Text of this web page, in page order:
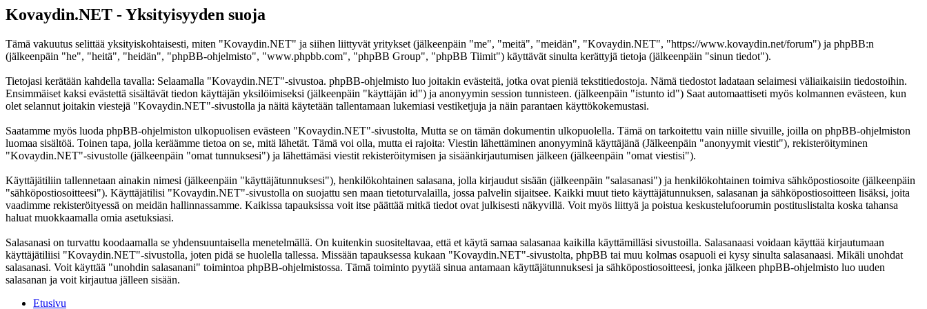
Kovaydin.NET - Yksityisyyden suoja
Tämä vakuutus selittää yksityiskohtaisesti, miten "Kovaydin.NET" ja siihen liittyvät yritykset (jälkeenpäin "me", "meitä", "meidän", "Kovaydin.NET", "https://www.kovaydin.net/forum") ja phpBB:n
(jälkeenpäin "he", "heitä", "heidän", "phpBB-ohjelmisto", "www.phpbb.com", "phpBB Group", "phpBB Tiimit") käyttävät sinulta kerättyjä tietoja (jälkeenpäin "sinun tiedot").
Tietojasi kerätään kahdella tavalla: Selaamalla "Kovaydin.NET"-sivustoa. phpBB-ohjelmisto luo joitakin evästeitä, jotka ovat pieniä tekstitiedostoja. Nämä tiedostot ladataan selaimesi väliaikaisiin tiedostoihin.
Ensimmäiset kaksi evästettä sisältävät tiedon käyttäjän yksilöimiseksi (jälkeenpäin "käyttäjän id") ja anonyymin session tunnisteen. (jälkeenpäin "istunto id") Saat automaattiseti myös kolmannen evästeen, kun
olet selannut joitakin viestejä "Kovaydin.NET"-sivustolla ja näitä käytetään tallentamaan lukemiasi vestiketjuja ja näin parantaen käyttökokemustasi.
Saatamme myös luoda phpBB-ohjelmiston ulkopuolisen evästeen "Kovaydin.NET"-sivustolta, Mutta se on tämän dokumentin ulkopuolella. Tämä on tarkoitettu vain niille sivuille, joilla on phpBB-ohjelmiston
luomaa sisältöä. Toinen tapa, jolla keräämme tietoa on se, mitä lähetät. Tämä voi olla, mutta ei rajoita: Viestin lähettäminen anonyyminä käyttäjänä (Jälkeenpäin "anonyymit viestit"), rekisteröityminen
"Kovaydin.NET"-sivustolle (jälkeenpäin "omat tunnuksesi") ja lähettämäsi viestit rekisteröitymisen ja sisäänkirjautumisen jälkeen (jälkeenpäin "omat viestisi").
Käyttäjätiliin tallennetaan ainakin nimesi (jälkeenpäin "käyttäjätunnuksesi"), henkilökohtainen salasana, jolla kirjaudut sisään (jälkeenpäin "salasanasi") ja henkilökohtainen toimiva sähköpostiosoite (jälkeenpäin
"sähköpostiosoitteesi"). Käyttäjätilisi "Kovaydin.NET"-sivustolla on suojattu sen maan tietoturvalailla, jossa palvelin sijaitsee. Kaikki muut tieto käyttäjätunnuksen, salasanan ja sähköpostiosoitteen lisäksi, joita
vaadimme rekisteröityessä on meidän hallinnassamme. Kaikissa tapauksissa voit itse päättää mitkä tiedot ovat julkisesti näkyvillä. Voit myös liittyä ja poistua keskustelufoorumin postituslistalta koska tahansa
haluat muokkaamalla omia asetuksiasi.
Salasanasi on turvattu koodaamalla se yhdensuuntaisella menetelmällä. On kuitenkin suositeltavaa, että et käytä samaa salasanaa kaikilla käyttämilläsi sivustoilla. Salasanaasi voidaan käyttää kirjautumaan
käyttäjätiliisi "Kovaydin.NET"-sivustolla, joten pidä se huolella tallessa. Missään tapauksessa kukaan "Kovaydin.NET"-sivustolta, phpBB tai muu kolmas osapuoli ei kysy sinulta salasanaasi. Mikäli unohdat
salasanasi. Voit käyttää "unohdin salasanani" toimintoa phpBB-ohjelmistossa. Tämä toiminto pyytää sinua antamaan käyttäjätunnuksesi ja sähköpostiosoitteesi, jonka jälkeen phpBB-ohjelmisto luo uuden
salasanan ja voit kirjautua jälleen sisään.
Etusivu